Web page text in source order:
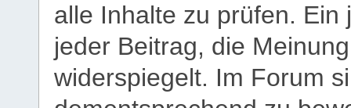
alle Inhalte zu prüfen.
jeder Beitrag, die
widerspiegelt. Im Forum